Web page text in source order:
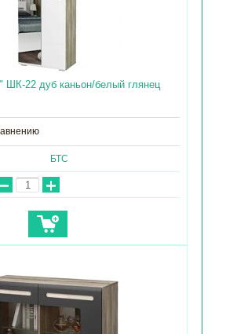
ШК-22 дуб каньон/белый глянец
БТС
− +